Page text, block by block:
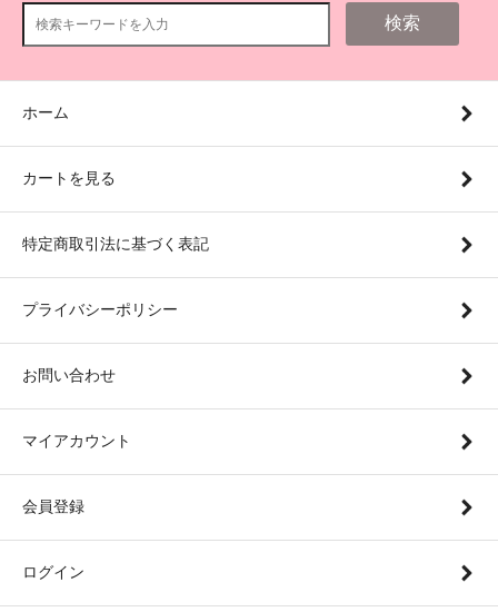
検索
ホーム
カートを見る
特定商取引法に基づく表記
プライバシーポリシー
お問い合わせ
マイアカウント
会員登録
ログイン